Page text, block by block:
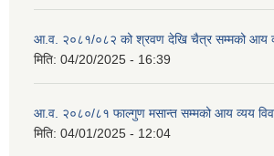
आ.व. २०८१/०८२ को श्रवण देखि चैत्र सम्मको आय
मिति: 04/20/2025 - 16:39
आ.व. २०८०/८१ फाल्गुण मसान्त सम्मको आय व्यय
मिति: 04/01/2025 - 12:04